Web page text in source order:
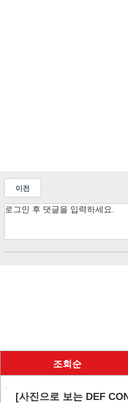
이전
조회순
[사진으로 보는 DEF